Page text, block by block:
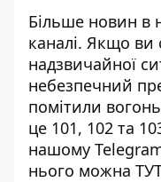
Більше новин в
каналі. Якщо ви
надзвичайної
небезпечний
помітили
це 101, 102 та
нашому
нього можна ТУТ